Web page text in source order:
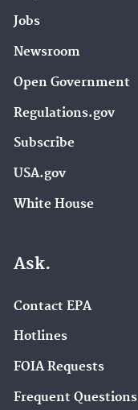
Jobs
Newsroom
Open Government
Regulations.gov
Subscribe
USA.gov
White House
Ask.
Contact EPA
Hotlines
FOIA Requests
Frequent Questions